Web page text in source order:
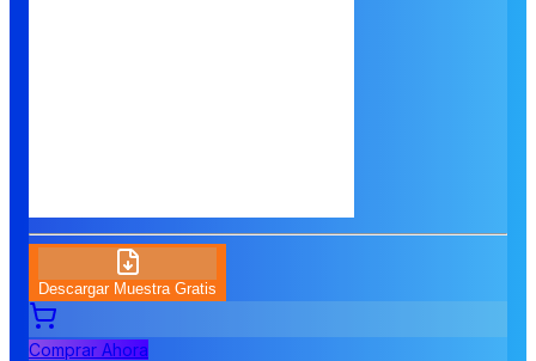
Descargar Muestra Gratis
Comprar Ahora